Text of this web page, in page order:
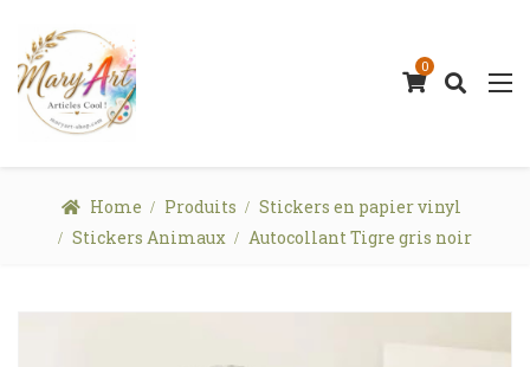
0
Home Produits
Stickers en papier vinyl
Stickers Animaux
Autocollant Tigre gris noir